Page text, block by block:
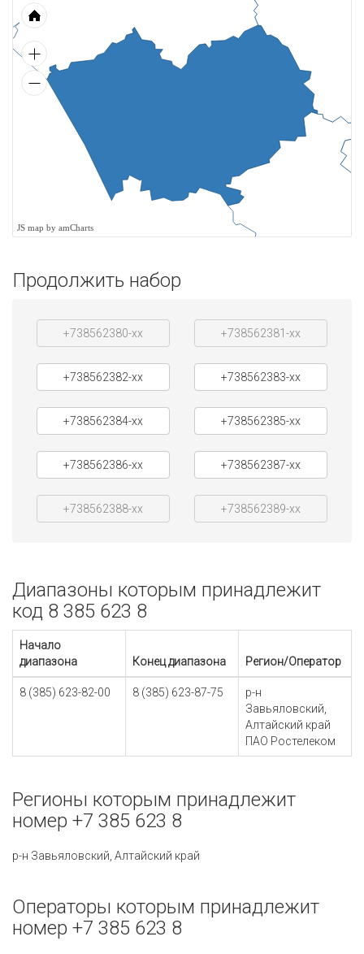
JS map by amCharts
Продолжить набор
+738562380-xx +738562381-xx
+738562382-xx +738562383-xx
+738562384-xx +738562385-xx
+738562386-xx +738562387-xx
+738562388-xx +738562389-xx
Диапазоны которым принадлежит
код 8 385 623 8
Начало
диапазона
Конец диапазона Регион/Оператор
8 (385) 623-82-00 8 (385) 623-87-75
р-н
Завьяловский,
Алтайский край
ПАО Ростелеком
Регионы которым принадлежит
номер +7 385 623 8
р-н Завьяловский, Алтайский край
Операторы которым принадлежит
номер +7 385 623 8